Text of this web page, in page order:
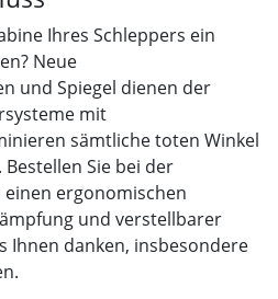
Ihres Schleppers ein
Neue
und Spiegel dienen der
mit
sämtliche toten Winkel
Sie bei der
ergonomischen
und verstellbarer
Ihnen danken, insbesondere